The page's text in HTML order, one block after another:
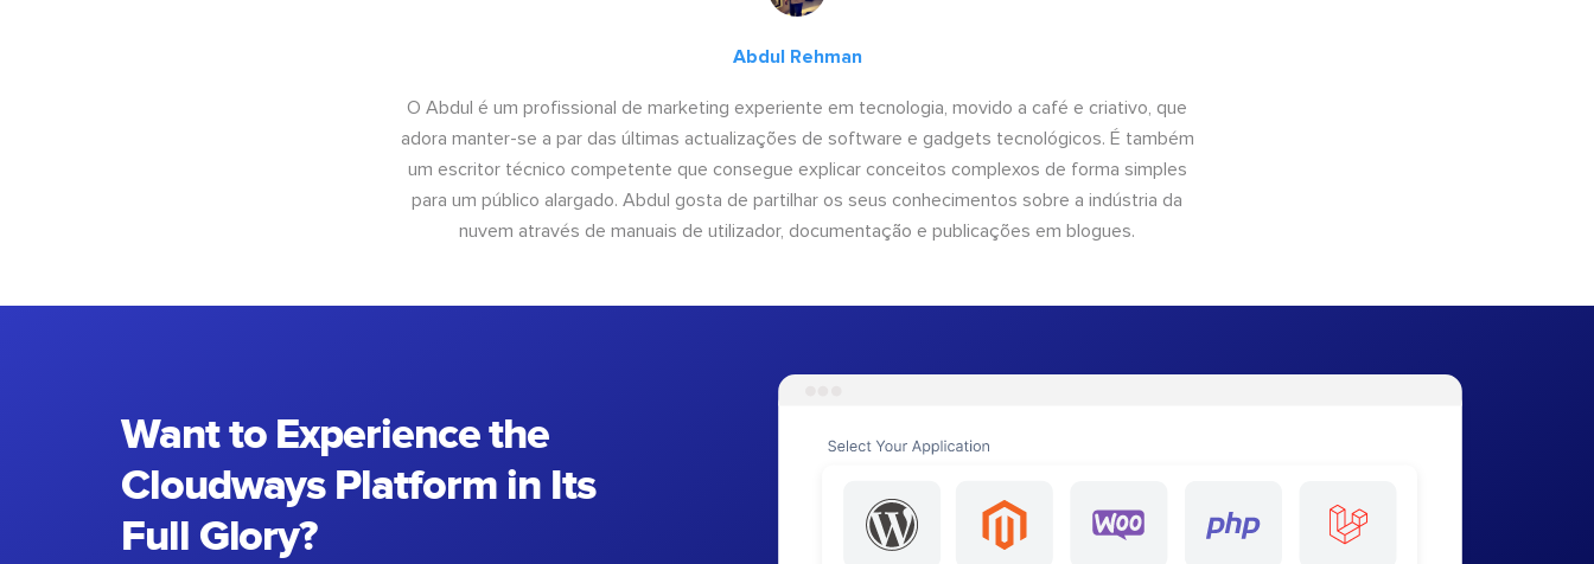
Abdul Rehman
O Abdul é um profissional de marketing experiente em tecnologia, movido a café e criativo, que
adora manter-se a par das últimas actualizações de software e gadgets tecnológicos. É também
um escritor técnico competente que consegue explicar conceitos complexos de forma simples
para um público alargado. Abdul gosta de partilhar os seus conhecimentos sobre a indústria da
nuvem através de manuais de utilizador, documentação e publicações em blogues.
Want to Experience the
Cloudways Platform in Its
Full Glory?